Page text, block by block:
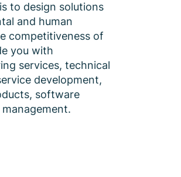
to design solutions
and human
competitiveness of
you with
services, technical
development,
software